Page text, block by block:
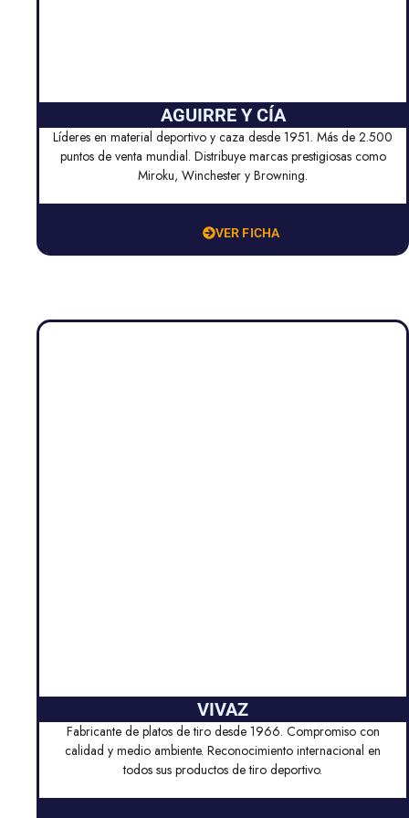
AGUIRRE Y CÍA
Líderes en material deportivo y caza desde 1951. Más de 2.500
puntos de venta mundial. Distribuye marcas prestigiosas como
Miroku, Winchester y Browning.
VER FICHA
VIVAZ
Fabricante de platos de tiro desde 1966. Compromiso con
calidad y medio ambiente. Reconocimiento internacional en
todos sus productos de tiro deportivo.